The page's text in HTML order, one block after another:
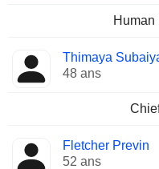
Human
Thimaya
48 ans
Fletcher Previn
52 ans